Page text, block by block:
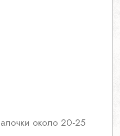
около 20-25